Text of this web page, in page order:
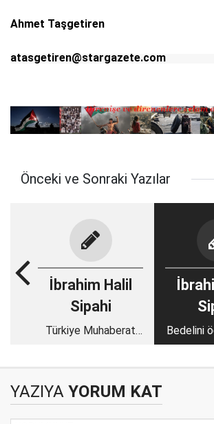
Ahmet Taşgetiren
atasgetiren@stargazete.com
Önceki ve Sonraki Yazılar
İbrahim Halil
Sipahi
Türkiye Muhaberat
Bedelini
bedel
YAZIYA YORUM KAT